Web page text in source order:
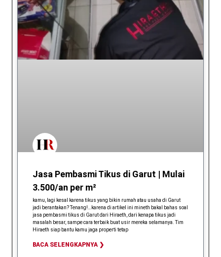
Jasa Pembasmi Tikus di Garut | Mulai
3.500/an per m²
kamu, lagi kesal karena tikus yang bikin rumah atau usaha di Garut
jadi berantakan? Tenang!…karena di artikel ini mineth bakal bahas soal
jasa pembasmi tikus di Garut dari Hiraeth, dari kenapa tikus jadi
masalah besar, sampe cara terbaik buat usir mereka selamanya. Tim
Hiraeth siap bantu kamu jaga properti tetap
BACA SELENGKAPNYA ❯